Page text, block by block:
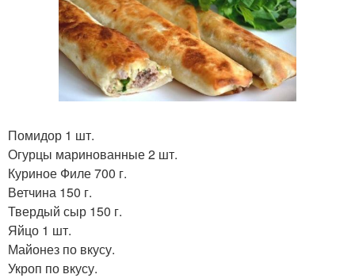
Помидор 1 шт.
Огурцы маринованные 2 шт.
Куриное Филе 700 г.
Ветчина 150 г.
Твердый сыр 150 г.
Яйцо 1 шт.
Майонез по вкусу.
Укроп по вкусу.